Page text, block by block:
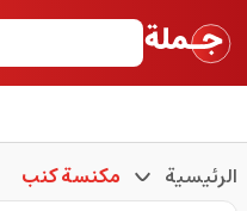
الرئيسية مكنسة كنب